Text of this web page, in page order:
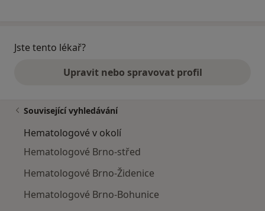
Jste tento lékař?
Upravit nebo spravovat profil
Související vyhledávání
Hematologové v okolí
Hematologové Brno-střed
Hematologové Brno-Židenice
Hematologové Brno-Bohunice